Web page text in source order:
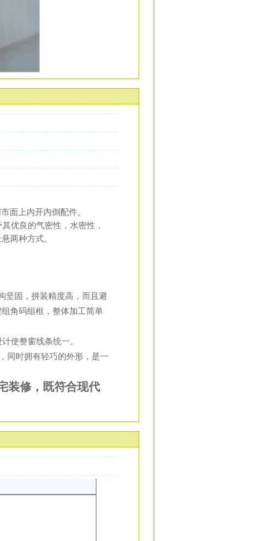
面上内开内倒配件。
优良的气密性，水密性，
两种方式。
坚固，拼装精度高，而且避
角码组框，整体加工简单
使整窗线条统一。
同时拥有轻巧的外形，是一
装修，既符合现代